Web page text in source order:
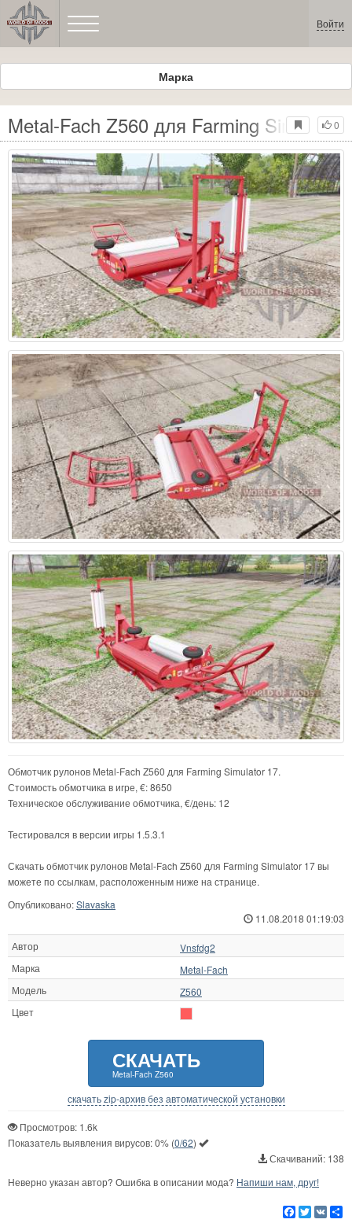
Войти
Марка
0
Metal-Fach Z560 для Farming Simulator
Обмотчик рулонов Metal-Fach Z560 для Farming Simulator 17.
Стоимость обмотчика в игре, €: 8650
Техническое обслуживание обмотчика, €/день: 12
Тестировался в версии игры 1.5.3.1
Скачать обмотчик рулонов Metal-Fach Z560 для Farming Simulator 17 вы
можете по ссылкам, расположенным ниже на странице.
Опубликовано:Slavaska
11.08.2018 01:19:03
Автор
Vnsfdg2
Марка
Metal-Fach
Модель
Z560
Цвет
СКАЧАТЬ
Metal-Fach Z560
скачать zip-архив без автоматической установки
Просмотров: 1.6k
Показатель выявления вирусов:0% (0/62)
Скачиваний: 138
Неверно указан автор? Ошибка в описании мода? Напиши нам, друг!
Facebook
Twitter
VK